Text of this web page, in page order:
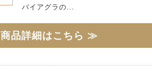
バイアグラの...
商品詳細はこちら ≫